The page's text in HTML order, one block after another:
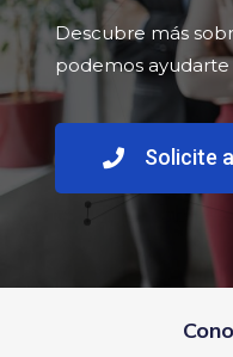
Descubre más
podemos
Solicite